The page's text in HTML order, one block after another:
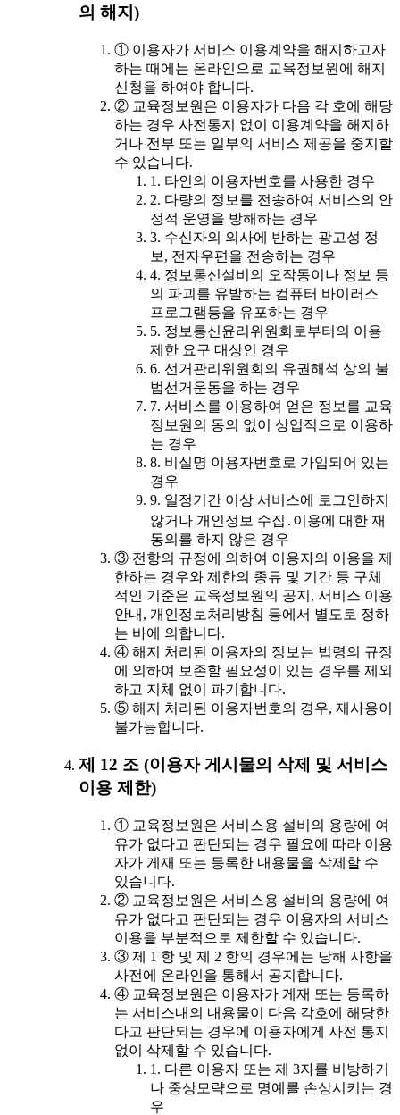
의 해지)
① 이용자가 서비스 이용계약을 해지하고자
하는 때에는 온라인으로 교육정보원에 해지
신청을 하여야 합니다.
② 교육정보원은 이용자가 다음 각 호에 해당
하는 경우 사전통지 없이 이용계약을 해지하
거나 전부 또는 일부의 서비스 제공을 중지할
수 있습니다.
1. 타인의 이용자번호를 사용한 경우
2. 다량의 정보를 전송하여 서비스의 안
정적 운영을 방해하는 경우
3. 수신자의 의사에 반하는 광고성 정
보, 전자우편을 전송하는 경우
4. 정보통신설비의 오작동이나 정보 등
의 파괴를 유발하는 컴퓨터 바이러스
프로그램등을 유포하는 경우
5. 정보통신윤리위원회로부터의 이용
제한 요구 대상인 경우
6. 선거관리위원회의 유권해석 상의 불
법선거운동을 하는 경우
7. 서비스를 이용하여 얻은 정보를 교육
정보원의 동의 없이 상업적으로 이용하
는 경우
8. 비실명 이용자번호로 가입되어 있는
경우
9. 일정기간 이상 서비스에 로그인하지
않거나 개인정보 수집․이용에 대한 재
동의를 하지 않은 경우
③ 전항의 규정에 의하여 이용자의 이용을 제
한하는 경우와 제한의 종류 및 기간 등 구체
적인 기준은 교육정보원의 공지, 서비스 이용
안내, 개인정보처리방침 등에서 별도로 정하
는 바에 의합니다.
④ 해지 처리된 이용자의 정보는 법령의 규정
에 의하여 보존할 필요성이 있는 경우를 제외
하고 지체 없이 파기합니다.
⑤ 해지 처리된 이용자번호의 경우, 재사용이
불가능합니다.
제 12 조 (이용자 게시물의 삭제 및 서비스
이용 제한)
① 교육정보원은 서비스용 설비의 용량에 여
유가 없다고 판단되는 경우 필요에 따라 이용
자가 게재 또는 등록한 내용물을 삭제할 수
있습니다.
② 교육정보원은 서비스용 설비의 용량에 여
유가 없다고 판단되는 경우 이용자의 서비스
이용을 부분적으로 제한할 수 있습니다.
③ 제 1 항 및 제 2 항의 경우에는 당해 사항을
사전에 온라인을 통해서 공지합니다.
④ 교육정보원은 이용자가 게재 또는 등록하
는 서비스내의 내용물이 다음 각호에 해당한
다고 판단되는 경우에 이용자에게 사전 통지
없이 삭제할 수 있습니다.
1. 다른 이용자 또는 제 3자를 비방하거
나 중상모략으로 명예를 손상시키는 경
우